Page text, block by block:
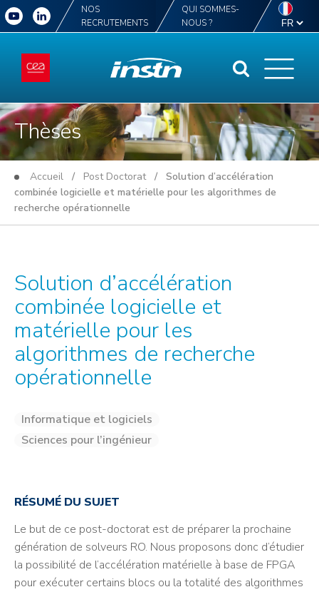
NOS
RECRUTEMENTS
QUI SOMMES-
NOUS ?
Thèses
Accueil / Post Doctorat/ Solution d’accélération
combinée logicielle et matérielle pour les algorithmes de
recherche opérationnelle
Solution d’accélération
combinée logicielle et
matérielle pour les
algorithmes de recherche
opérationnelle
Informatique et logiciels
Sciences pour l’ingénieur
RÉSUMÉ DU SUJET
Le but de ce post-doctorat est de préparer la prochaine
génération de solveurs RO. Nous proposons donc d’étudier
la possibilité de l’accélération matérielle à base de FPGA
pour exécuter certains blocs ou la totalité des algorithmes